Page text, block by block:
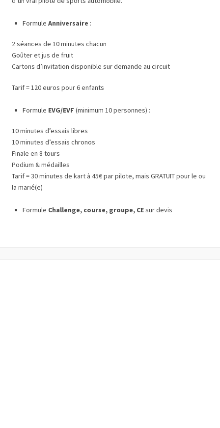
Formule Anniversaire :
2 séances de 10 minutes chacun
Goûter et jus de fruit
Cartons d’invitation disponible sur demande au circuit
Tarif = 120 euros pour 6 enfants
Formule EVG/EVF (minimum 10 personnes) :
10 minutes d’essais libres
10 minutes d’essais chronos
Finale en 8 tours
Podium & médailles
Tarif = 30 minutes de kart à 45€ par pilote, mais GRATUIT pour le ou
la marié(e)
Formule Challenge, course, groupe, CEsur devis